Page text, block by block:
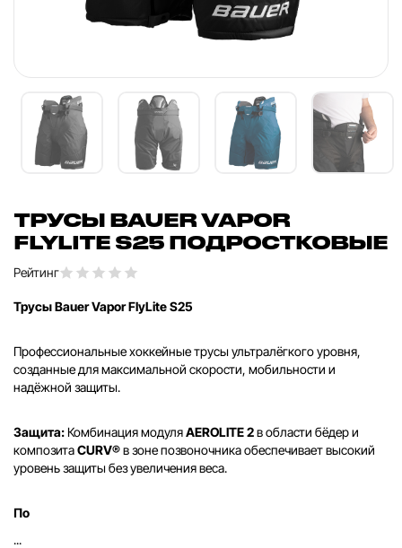
ТРУСЫ BAUER VAPOR
FLYLITE S25 ПОДРОСТКОВЫЕ
Рейтинг
Трусы Bauer Vapor FlyLite S25
Профессиональные хоккейные трусы ультралёгкого уровня,
созданные для максимальной скорости, мобильности и
надёжной защиты.
Защита:Комбинация модуляAEROLITE 2в области бёдер и
композитаCURV®в зоне позвоночника обеспечивает высокий
уровень защиты без увеличения веса.
По
...